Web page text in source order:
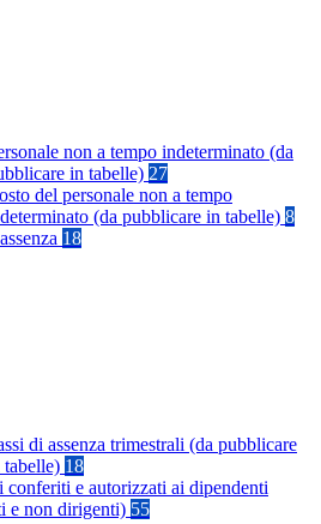
non a tempo indeterminato (da
in tabelle) 27
del personale non a tempo
(da pubblicare in tabelle) 8
18
di assenza trimestrali (da pubblicare
tabelle) 18
conferiti e autorizzati ai dipendenti
e non dirigenti) 55